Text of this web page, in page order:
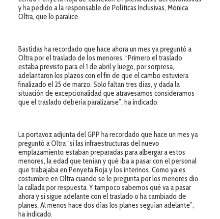
y ha pedido a la responsable de Políticas Inclusivas, Mónica
Oltra, que lo paralice.
Bastidas ha recordado que hace ahora un mes ya preguntó a
Oltra por el traslado de los menores. “Primero el traslado
estaba previsto para el 1 de abril y luego, por sorpresa,
adelantaron los plazos con el fin de que el cambo estuviera
finalizado el 25 de marzo. Solo faltan tres días, y dada la
situación de excepcionalidad que atravesamos consideramos
que el traslado debería paralizarse”, ha indicado.
La portavoz adjunta del GPP ha recordado que hace un mes ya
preguntó a Oltra “si las infraestructuras del nuevo
emplazamiento estaban preparadas para albergar a estos
menores, la edad que tenían y qué iba a pasar con el personal
que trabajaba en Penyeta Roja y los interinos. Como ya es
costumbre en Oltra cuando se le pregunta por los menores dio
la callada por respuesta. Y tampoco sabemos qué va a pasar
ahora y si sigue adelante con el traslado o ha cambiado de
planes. Al menos hace dos días los planes seguían adelante”,
ha indicado.